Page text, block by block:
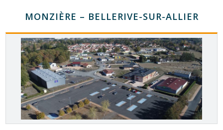
MONZIÈRE – BELLERIVE-SUR-ALLIER